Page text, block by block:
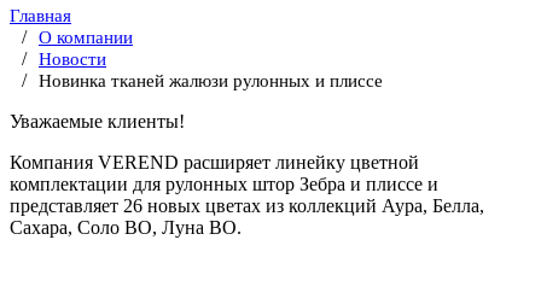
Главная
О компании
Новости
Новинка тканей жалюзи рулонных и плиссе
Уважаемые клиенты!
Компания VEREND расширяет линейку цветной
комплектации для рулонных штор Зебра и плиссе и
представляет 26 новых цветах из коллекций Аура, Белла,
Сахара, Соло ВО, Луна ВО.